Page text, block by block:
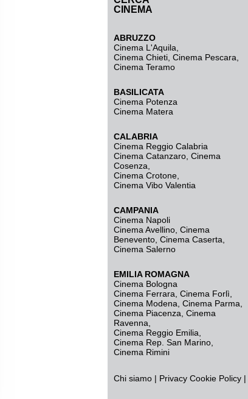
CINEMA
ABRUZZO
Cinema L'Aquila
Cinema Chieti, Cinema Pescara,
Cinema Teramo
BASILICATA
Cinema Potenza
Cinema Matera
CALABRIA
Cinema Reggio Calabria
Cinema Catanzaro Cinema
Cosenza
Cinema Crotone
Cinema Vibo Valentia
CAMPANIA
Cinema Napoli
Cinema Avellino Cinema
Benevento Cinema Caserta
Cinema Salerno
EMILIA ROMAGNA
Cinema Bologna
Cinema Ferrara Cinema Forlì
Cinema Modena Cinema Parma
Cinema Piacenza Cinema
Ravenna
Cinema Reggio Emilia
Cinema Rep. San Marino
Cinema Rimini
Chi siamo | Privacy Cookie Policy |